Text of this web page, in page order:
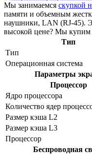
Мы занимаемся скупкой
памяти и объемным
наушники, LAN (RJ-45).
высокой цене? Мы купим
Тип
Тип
Операционная система
Параметры
Процессор
Ядро процессора
Количество ядер
Размер кэша L2
Размер кэша L3
Процессор
Беспроводная